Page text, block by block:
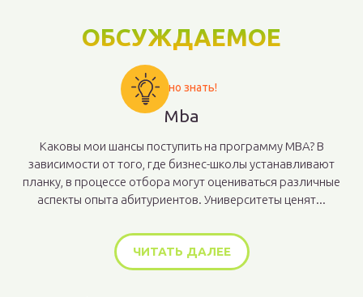
ОБСУЖДАЕМОЕ
Важно знать!
Mba
Каковы мои шансы поступить на программу MBA? В
зависимости от того, где бизнес-школы устанавливают
планку, в процессе отбора могут оцениваться различные
аспекты опыта абитуриентов. Университеты ценят...
ЧИТАТЬ ДАЛЕЕ